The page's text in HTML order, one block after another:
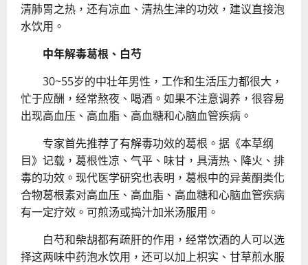
清肺胃之热，还有凉血、清热生津的功效，建议直接泡
水饮用。
中年解毒葛根、白芍
30~55岁的中壮年男性，工作和生活压力都很大，
忙于应酬，经常熬夜、喝酒。如果不注意调养，很容易
出现高血压、高血脂、高血糖和心脑血管疾病。
专家首先推荐了有解毒功效的葛根。据《本草纲
目》记载，葛根性凉、气平、味甘，具清热、降火、排
毒的功效。现代医学研究也表明，葛根中的异黄酮类化
合物葛根素对高血压、高血脂、高血糖和心脑血管疾病
有一定疗效。可煎汤或捣汁加米汤服用。
白芍和柴胡都有疏肝的作用，经常饮酒的人可以选
择这两味中药泡水饮用，还可以加上枳实、甘草煎水服